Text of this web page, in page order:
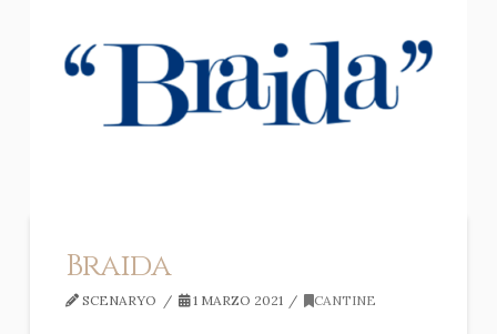
Braida
SCENARYO 1 MARZO 2021 CANTINE